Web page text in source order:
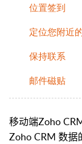
位置签到
定位您附近
保持联系
邮件磁贴
移动端Zoho
Zoho CRM 数据